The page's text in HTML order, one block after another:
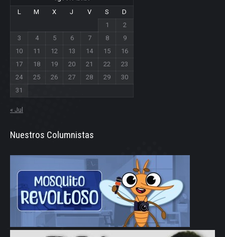
L
M X J V S
D
1
2
3
4 5 6 7 8
9
10
11 12 13 14 15
16
17
18 19 20 21 22
23
24
25 26 27 28 29
30
31
« Jul
Nuestros Columnistas